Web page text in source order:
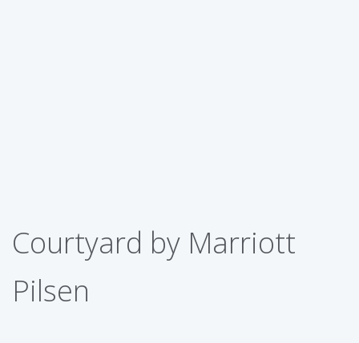
Courtyard by Marriott
Pilsen